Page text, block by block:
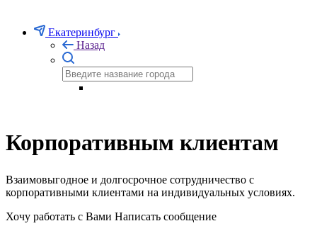
Екатеринбург
Назад
Корпоративным клиентам
Взаимовыгодное и долгосрочное сотрудничество с
корпоративными клиентами на индивидуальных условиях.
Хочу работать с Вами Написать сообщение